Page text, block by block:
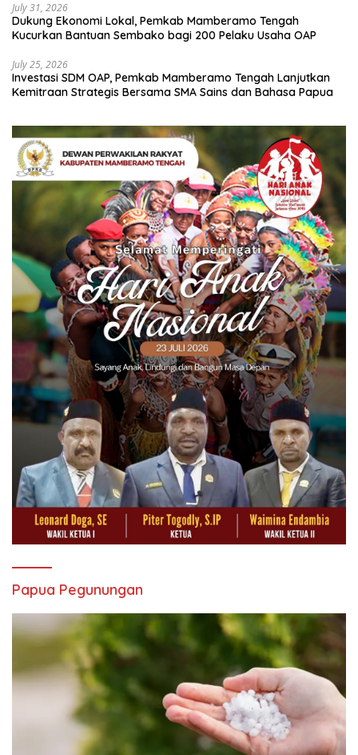
July 31, 2026
Dukung Ekonomi Lokal, Pemkab Mamberamo Tengah
Kucurkan Bantuan Sembako bagi 200 Pelaku Usaha OAP
July 25, 2026
Investasi SDM OAP, Pemkab Mamberamo Tengah Lanjutkan
Kemitraan Strategis Bersama SMA Sains dan Bahasa Papua
Papua Pegunungan